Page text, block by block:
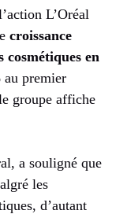
L’Oréal
croissance
en
au premier
groupe affiche
a souligné que
les
d’autant